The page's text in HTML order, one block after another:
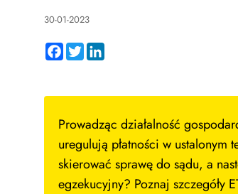
30-01-2023
Facebook
Twitter
Prowadząc działalność
uregulują płatności w ustalonym
skierować sprawę do sądu, a
egzekucyjny? Poznaj szczegóły